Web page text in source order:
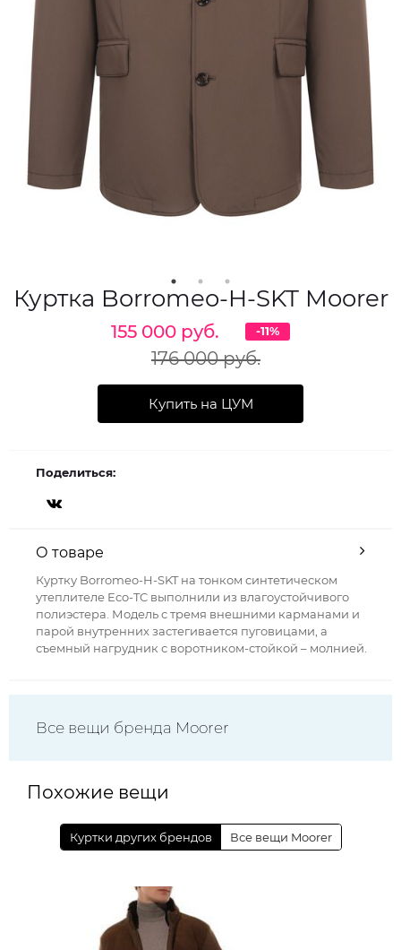
Куртка Borromeo-H-SKT Moorer
155 000 руб.
176 000 руб.
-11%
Купить на ЦУМ
Поделиться:
О товаре
Куртку Borromeo-H-SKT на тонком синтетическом
утеплителе Eco-TC выполнили из влагоустойчивого
полиэстера. Модель с тремя внешними карманами и
парой внутренних застегивается пуговицами, а
съемный нагрудник с воротником-стойкой – молнией.
Все вещи бренда Moorer
Похожие вещи
Куртки других брендов Все вещи Moorer